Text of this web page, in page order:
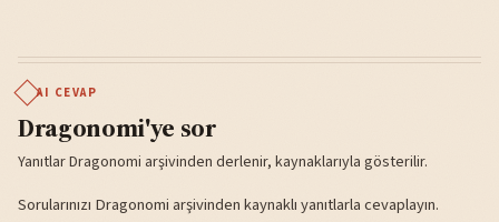
AI CEVAP
Dragonomi'ye sor
Yanıtlar Dragonomi arşivinden derlenir, kaynaklarıyla gösterilir.
Sorularınızı Dragonomi arşivinden kaynaklı yanıtlarla cevaplayın.